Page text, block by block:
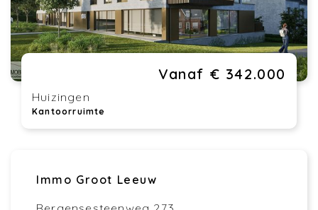
Vanaf € 342.000
Huizingen
Kantoorruimte
Immo Groot Leeuw